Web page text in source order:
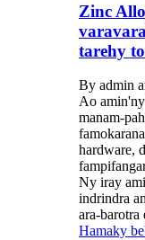
Zinc
tarehy
By admin
Ao
manam-
hardware,
Ny iray
indrindra
ara-
Hamaky